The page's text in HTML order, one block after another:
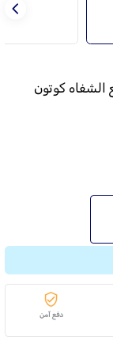
الشفاه كوتون
دفع آمن